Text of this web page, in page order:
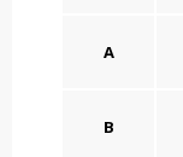
A
B